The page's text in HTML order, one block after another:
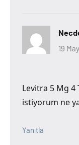
19
Levitra 5 Mg 4
istiyorum ne
Yanıtla